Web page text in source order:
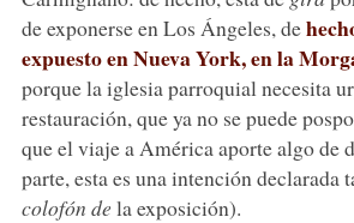
de exponerse en Los Ángeles, de
expuesto en Nueva York, en la
porque la iglesia parroquial necesita
restauración, que ya no se puede
que el viaje a América aporte algo de
parte, esta es una intención declarada
colofón dela exposición).